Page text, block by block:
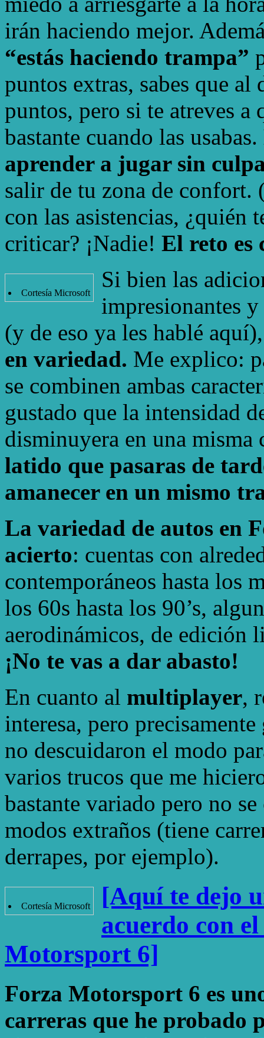
irán haciendo mejor.
“estás haciendo trampa”
puntos extras, sabes que al
puntos, pero si te atreves a
bastante cuando las usabas.
aprender a jugar sin
salir de tu zona de confort.
con las asistencias, ¿quién
criticar? ¡Nadie! El reto es
Cortesía Microsoft
Si bien las
impresionantes
(y de eso ya les hablé
en variedad. Me explico:
se combinen ambas
gustado que la intensidad
disminuyera en una misma
latido que pasaras de
amanecer en un mismo
La variedad de autos en
acierto: cuentas con
contemporáneos hasta los
los 60s hasta los 90’s,
aerodinámicos, de
¡No te vas a dar abasto!
En cuanto al multiplayer,
interesa, pero
no descuidaron el modo
varios trucos que me
bastante variado pero no
modos extraños (tiene
derrapes, por ejemplo).
Cortesía Microsoft
[Aquí te dejo
acuerdo con
Motorsport 6]
Forza Motorsport 6 es
carreras que he probado